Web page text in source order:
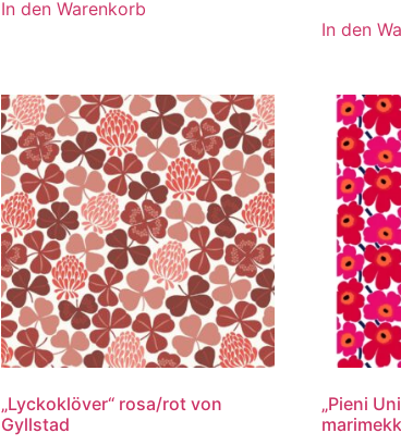
In den Warenkorb
In den
„Lyckoklöver“ rosa/rot von
Gyllstad
„Pieni